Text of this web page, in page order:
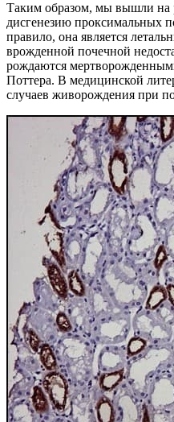
Таким образом, мы вышли
дисгенезию проксимальных
правило, она является
врожденной почечной
рождаются
Поттера. В медицинской
случаев живорождения при